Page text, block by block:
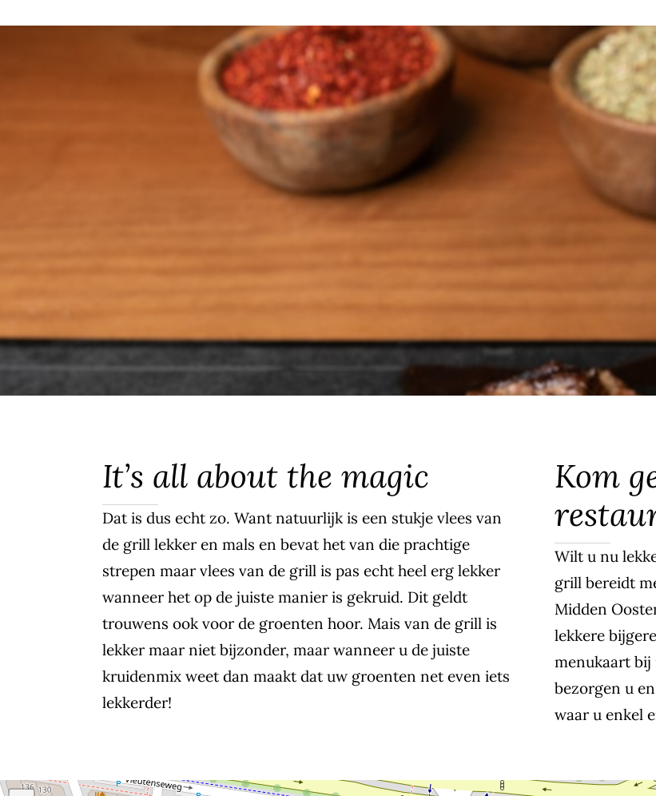
It’s all about the magic
Dat is dus echt zo. Want natuurlijk is een stukje vlees van
de grill lekker en mals en bevat het van die prachtige
strepen maar vlees van de grill is pas echt heel erg lekker
wanneer het op de juiste manier is gekruid. Dit geldt
trouwens ook voor de groenten hoor. Mais van de grill is
lekker maar niet bijzonder, maar wanneer u de juiste
kruidenmix weet dan maakt dat uw groenten net even iets
lekkerder!
Kom
Wilt u nu
grill bereidt
Midden
lekkere
menukaart
bezorgen u
waar u enkel